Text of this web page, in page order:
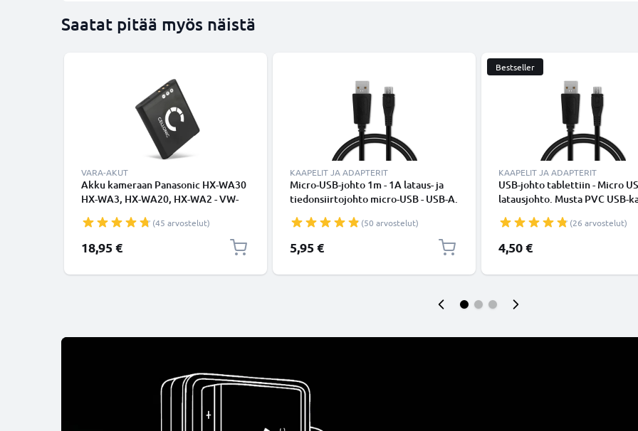
Saatat pitää myös näistä
VARA-AKUT
Akku kameraan Panasonic HX-WA30
HX-WA3, HX-WA20, HX-WA2 - VW-
tuotemerkiltä CELLONIC
(45 arvostelut)
18,95 €
KAAPELIT JA ADAPTERIT
Micro-USB-johto 1m - 1A lataus- ja
tiedonsiirtojohto micro-USB - USB-A.
(50 arvostelut)
5,95 €
Bestseller
KAAPELIT JA ADAPTERIT
USB-johto tablettiin - Micro
latausjohto. Musta PVC USB-
(26 arvostelut)
4,50 €